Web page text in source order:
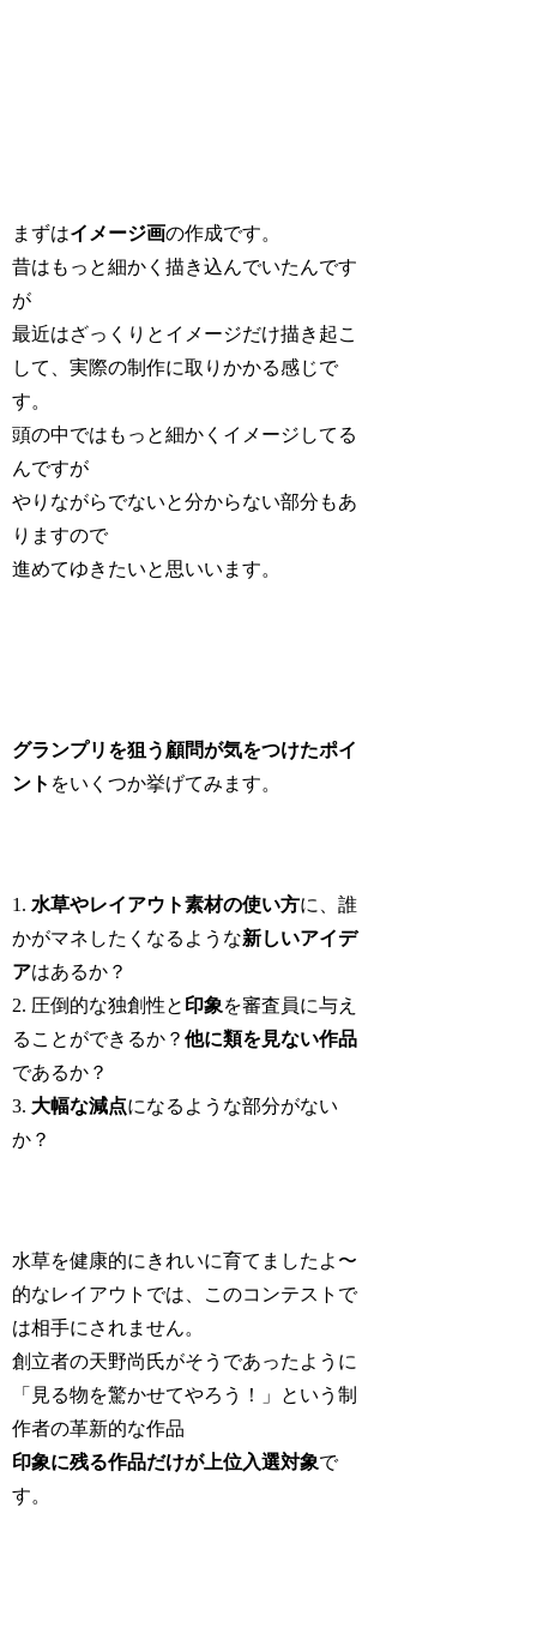
まずはイメージ画の作成です。
昔はもっと細かく描き込んでいたんです
が
最近はざっくりとイメージだけ描き起こ
して、実際の制作に取りかかる感じで
す。
頭の中ではもっと細かくイメージしてる
んですが
やりながらでないと分からない部分もあ
りますので
進めてゆきたいと思いいます。
グランプリを狙う顧問が気をつけたポイ
ント をいくつか挙げてみます。
1. 水草やレイアウト素材の使い方に、誰
かがマネしたくなるような新しいアイデ
アはあるか？
2. 圧倒的な独創性と 印象を審査員に与え
ることができるか？他に類を見ない作品
であるか？
3. 大幅な減点になるような部分がない
か？
水草を健康的にきれいに育てましたよ〜
的なレイアウトでは、このコンテストで
は相手にされません。
創立者の天野尚氏がそうであったように
「見る物を驚かせてやろう！」という制
作者の革新的な作品
印象に残る作品だけが上位入選対象で
す。